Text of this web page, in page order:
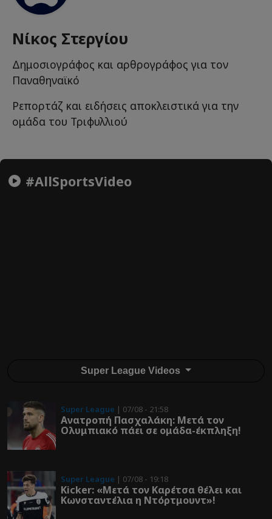
Νίκος Στεργίου
Δημοσιογράφος και αρθρογράφος για τον
Παναθηναϊκό
Ρεπορτάζ και ειδήσεις αποκλειστικά για την
ομάδα του Τριφυλλιού
#AllSportsVideo
Super League Videos
Super League | 07/08 - 21:58
Ανατροπή Πασχαλάκη: Μετά τον
Ολυμπιακό πάει σε ομάδα-έκπληξη!
Super League | 07/08 - 19:18
Kicker: «Μετά τον Καρέτσα θέλει και
Κωνσταντέλια η Ντόρτμουντ»!